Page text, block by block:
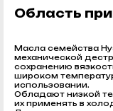
Область
Масла семейства
механической
сохранению
широком
использовании.
Обладают низкой
их применять в